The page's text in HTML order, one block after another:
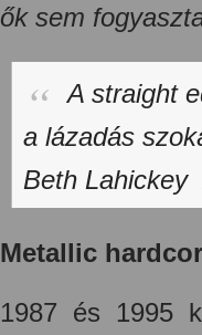
ők sem
A straight
a lázadás
Beth Lahickey
Metallic
1987 és 1995